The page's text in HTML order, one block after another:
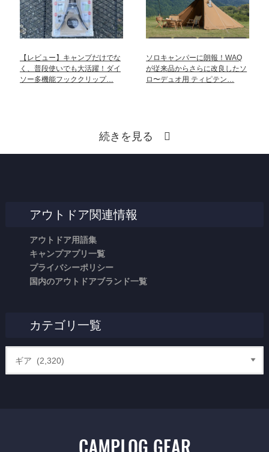
【レビュー】キャンプだけでな
く、普段使いでも大活躍！ダイ
ソー多機能フッククリップ…
ソロキャンパーに朗報！WAQ
が従来品からさらに改良したソ
ロ〜デュオ用 ティピテン…
続きを見る
アウトドア関連情報
アウトドア用語集
キャンプアプリ一覧
プライバシーポリシー
国内のアウトドアブランド一覧
カテゴリ一覧